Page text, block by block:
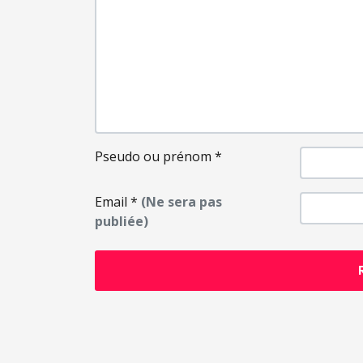
Pseudo ou prénom *
Email * (Ne sera pas
publiée)